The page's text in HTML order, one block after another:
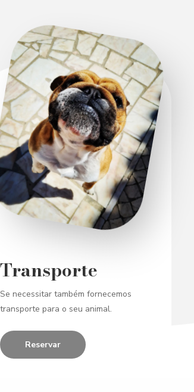
Transporte
Se necessitar também fornecemos
transporte para o seu animal.
Reservar